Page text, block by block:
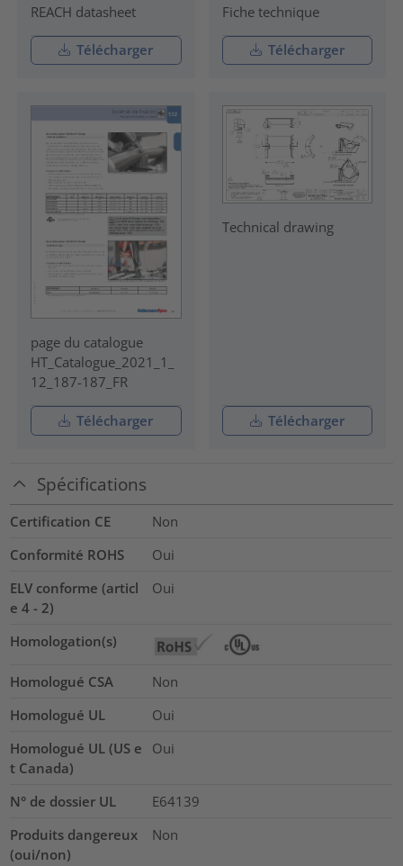
REACH datasheet
Télécharger
Fiche technique
Télécharger
page du catalogue
HT_Catalogue_2021_1_
12_187-187_FR
Télécharger
Technical drawing
Télécharger
Spécifications
Certification CE
Non
Conformité ROHS
Oui
ELV conforme (articl
e 4 - 2)
Oui
Homologation(s)
Homologué CSA
Non
Homologué UL
Oui
Homologué UL (US e
t Canada)
Oui
N° de dossier UL
E64139
Produits dangereux
(oui/non)
Non